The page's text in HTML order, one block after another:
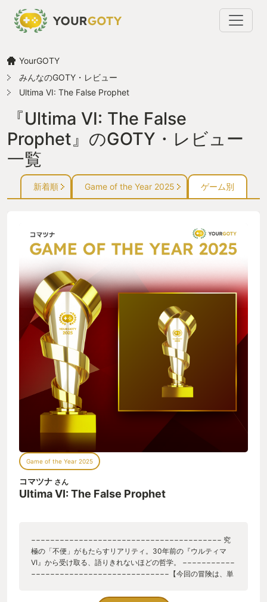
YourGOTY
みんなのGOTY・レビュー
Ultima VI: The False Prophet
『Ultima VI: The False
Prophet』のGOTY・レビュー
一覧
新着順 Game of the Year 2025 ゲーム別
Game of the Year 2025
コマツナ さん
Ultima VI: The False Prophet
−−−−−−−−−−−−−−−−−−−−−−−−−−−−−−−−−−−−−−−− 究
極の「不便」がもたらすリアリティ。30年前の『ウルティマ
VI』から受け取る、語りきれないほどの哲学。 −−−−−−−−−−−
−−−−−−−−−−−−−−−−−−−−−−−−−−−−− ​【今回の冒険は、単
してやまない作品だ。これまではスーパーファミコン版を遊ん